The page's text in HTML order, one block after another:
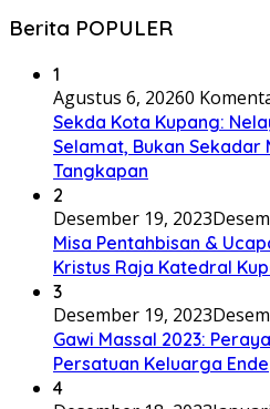
Berita POPULER
1
Agustus 6, 20260
Sekda Kota Kupang:
Selamat, Bukan Sekadar
Tangkapan
2
Desember 19, 2023
Misa Pentahbisan &
Kristus Raja Katedral
3
Desember 19, 2023
Gawi Massal 2023:
Persatuan Keluarga Ende
4